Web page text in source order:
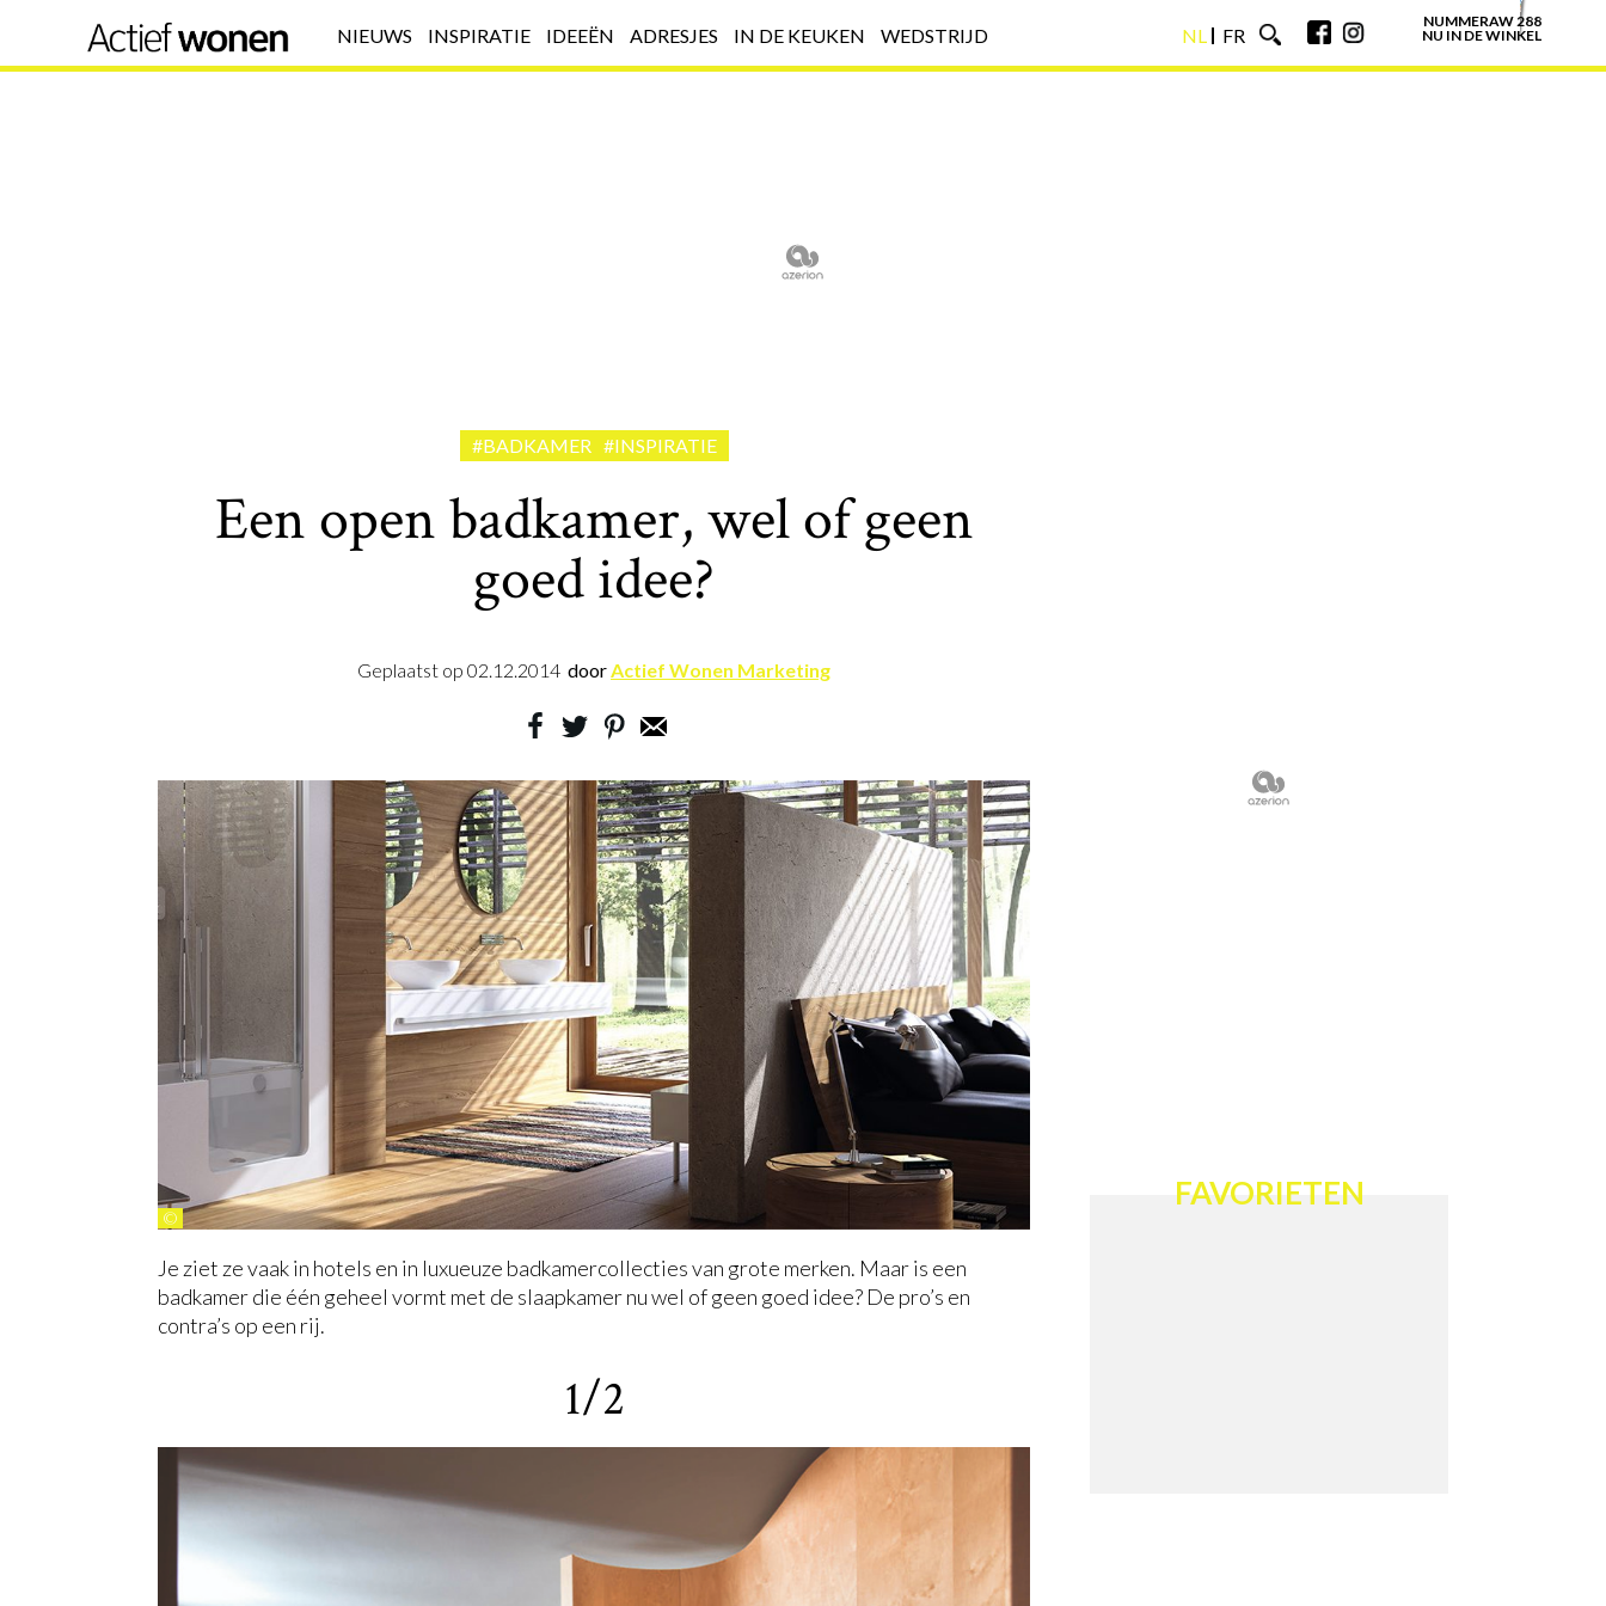
NIEUWS INSPIRATIE IDEEËN ADRESJES IN DE KEUKEN WEDSTRIJD
NL
FR
NUMMERAW 288
NU IN DE WINKEL
#BADKAMER #INSPIRATIE
Een open badkamer, wel of geen
goed idee?
Geplaatst op 02.12.2014 doorActief Wonen Marketing
©
Je ziet ze vaak in hotels en in luxueuze badkamercollecties van grote merken. Maar is een
badkamer die één geheel vormt met de slaapkamer nu wel of geen goed idee? De pro’s en
contra’s op een rij.
1/2
FAVORIETEN